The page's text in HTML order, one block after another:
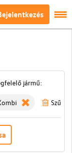
jármű: